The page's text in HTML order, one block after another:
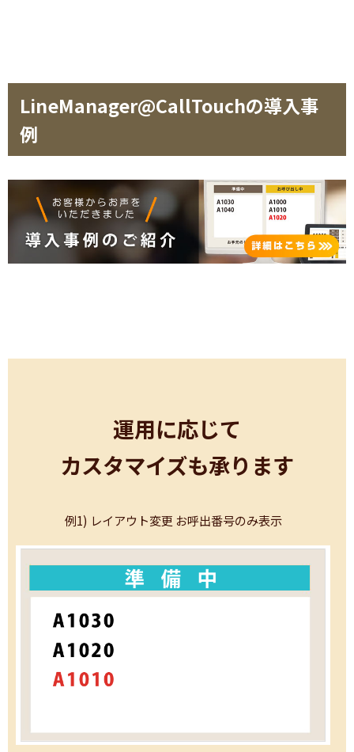
LineManager@CallTouchの導入事
例
運用に応じて
カスタマイズも承ります
例1) レイアウト変更 お呼出番号のみ表示